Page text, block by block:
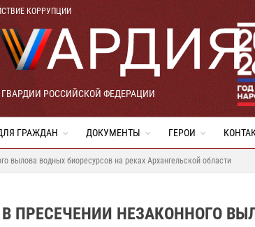
КОРРУПЦИИ
РОССИЙСКОЙ ФЕДЕРАЦИИ
ГРАЖДАН ДОКУМЕНТЫ ГЕРОИ
вылова водных биоресурсов на реках Архангельской области
ПРЕСЕЧЕНИИ НЕЗАКОННОГО